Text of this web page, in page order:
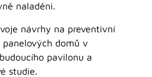
naladěni.
návrhy na preventivní
domů v
pavilonu a
studie.